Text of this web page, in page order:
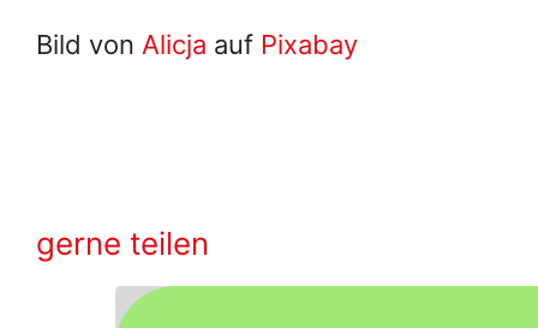
Bild von Alicja auf Pixabay
gerne teilen